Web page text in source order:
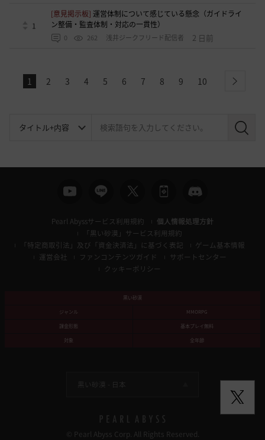
1
[意見掲示板]運営体制について感じている懸念（ガイドライ
ン整備・監査体制・対応の一貫性）
0 262 浅井ジークフリード配信者 2 日前
1 2 3 4 5 6 7 8 9 10 next
検
Pearl Abyssサービス利用規約
個人情報処理方針
「黒い砂漠」サービス利用規約
「特定商取引法」及び「資金決済法」に基づく表記
ゲーム基本情報
運営会社
ファンコンテンツガイド
サポートセンター
クッキーポリシー
黒い砂漠
ジャンル
MMORPG
課金形態
基本プレイ無料
対象
全年齢
黒い砂漠 - 日本
© Pearl Abyss Corp. All Rights Reserved.